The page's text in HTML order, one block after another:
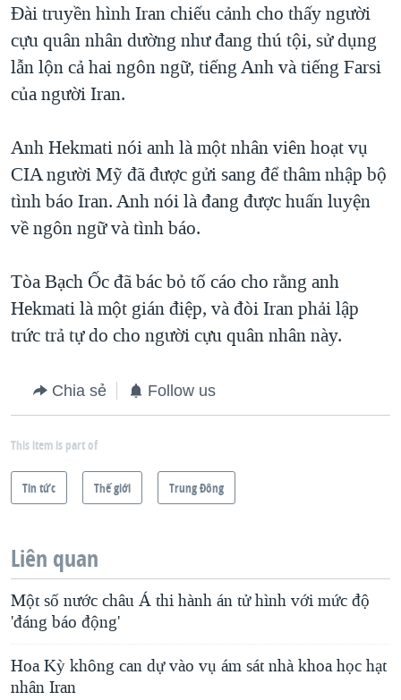
Đài truyền hình Iran chiếu cảnh cho thấy người
cựu quân nhân dường như đang thú tội, sử dụng
lẫn lộn cả hai ngôn ngữ, tiếng Anh và tiếng Farsi
của người Iran.
Anh Hekmati nói anh là một nhân viên hoạt vụ
CIA người Mỹ đã được gửi sang để thâm nhập bộ
tình báo Iran. Anh nói là đang được huấn luyện
về ngôn ngữ và tình báo.
Tòa Bạch Ốc đã bác bỏ tố cáo cho rằng anh
Hekmati là một gián điệp, và đòi Iran phải lập
trức trả tự do cho người cựu quân nhân này.
Chia sẻ Follow us
This item is part of
Tin tức Thế giới Trung Ðông
Liên quan
Một số nước châu Á thi hành án tử hình với mức độ
'đáng báo động'
Hoa Kỳ không can dự vào vụ ám sát nhà khoa học hạt
nhân Iran